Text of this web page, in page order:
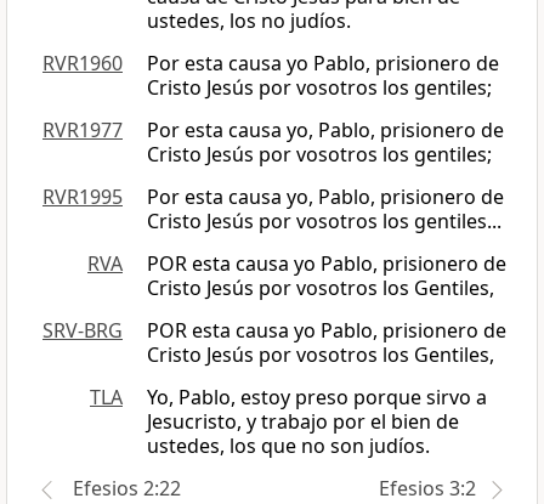
ustedes, los no judíos.
RVR1960
Por esta causa yo Pablo, prisionero de
Cristo Jesús por vosotros los gentiles;
RVR1977
Por esta causa yo, Pablo, prisionero de
Cristo Jesús por vosotros los gentiles;
RVR1995
Por esta causa yo, Pablo, prisionero de
Cristo Jesús por vosotros los gentiles...
RVA
POR esta causa yo Pablo, prisionero de
Cristo Jesús por vosotros los Gentiles,
SRV-BRG
POR esta causa yo Pablo, prisionero de
Cristo Jesús por vosotros los Gentiles,
TLA
Yo, Pablo, estoy preso porque sirvo a
Jesucristo, y trabajo por el bien de
ustedes, los que no son judíos.
Efesios 2:22
Efesios 3:2